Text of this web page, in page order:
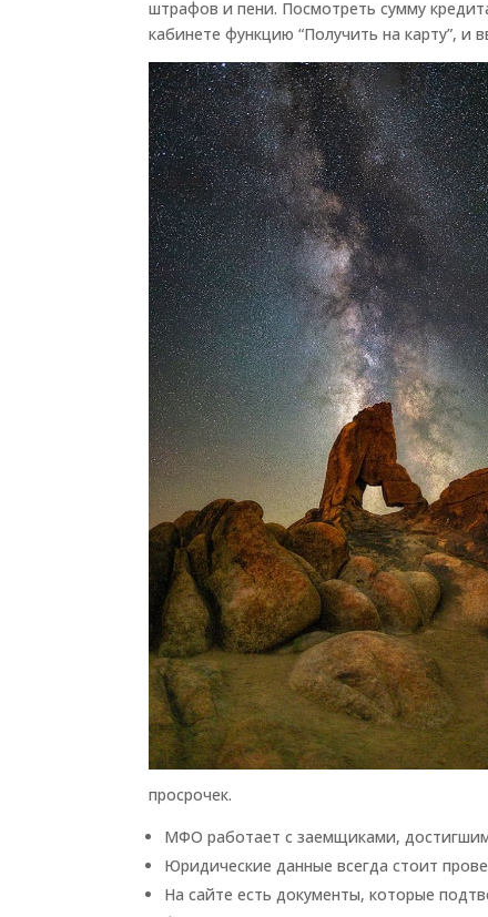
штрафов и пени. Посмотреть сумму
кабинете функцию “Получить на карту”, и
просрочек.
МФО работает с заемщиками,
Юридические данные всегда стоит
На сайте есть документы, которые